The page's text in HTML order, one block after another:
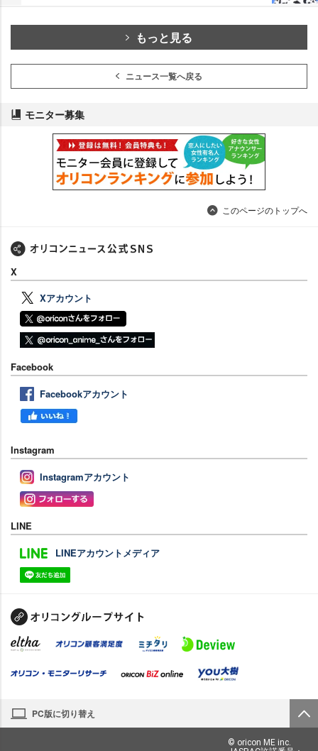
もっと見る
ニュース一覧へ戻る
モニター募集
このページのトップへ
X
Xアカウント
Facebook
Facebookアカウント
Instagram
Instagramアカウント
LINE
LINEアカウントメディア
PC版に切り替え
© oricon ME inc.